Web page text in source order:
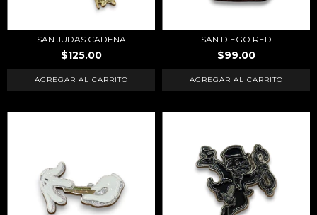
SAN JUDAS CADENA
$125.00
SAN DIEGO RED
$99.00